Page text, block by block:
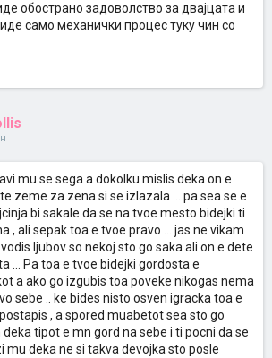
обострано задоволство за двајцата и
само механички процес туку чин со
mu se sega a dokolku mislis deka on e
zeme za zena si se izlazala ... pa sea se e
bi sakale da se na tvoe mesto bidejki ti
, ali sepak toa e tvoe pravo ... jas ne vikam
ljubov so nekoj sto go saka ali on e dete
... Pa toa e tvoe bidejki gordosta e
a ako go izgubis toa poveke nikogas nema
sebe .. ke bides nisto osven igracka toa e
, a spored muabetot sea sto go
tipot e mn gord na sebe i ti pocni da se
mu deka ne si takva devojka sto posle